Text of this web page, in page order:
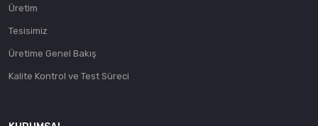
Üretim
Tesisimiz
Üretime Genel Bakış
Kalite Kontrol ve Test Süreci